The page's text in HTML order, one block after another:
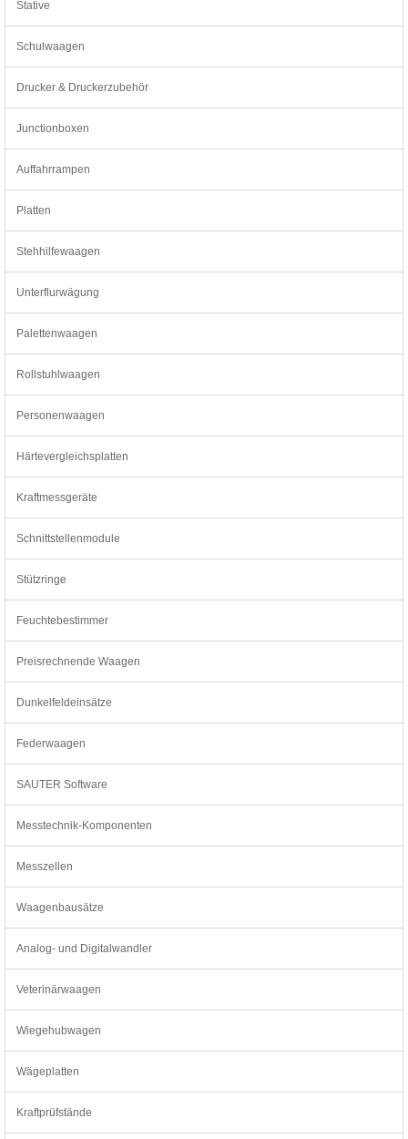
Stative
Schulwaagen
Drucker & Druckerzubehör
Junctionboxen
Auffahrrampen
Platten
Stehhilfewaagen
Unterflurwägung
Palettenwaagen
Rollstuhlwaagen
Personenwaagen
Härtevergleichsplatten
Kraftmessgeräte
Schnittstellenmodule
Stützringe
Feuchtebestimmer
Preisrechnende Waagen
Dunkelfeldeinsätze
Federwaagen
SAUTER Software
Messtechnik-Komponenten
Messzellen
Waagenbausätze
Analog- und Digitalwandler
Veterinärwaagen
Wiegehubwagen
Wägeplatten
Kraftprüfstände